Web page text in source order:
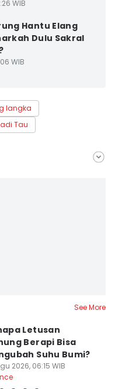
WIB
Hantu Elang
Dulu Sakral
WIB
langka
Tau
See More
Letusan
Berapi Bisa
Suhu Bumi?
2026, 06:15 WIB